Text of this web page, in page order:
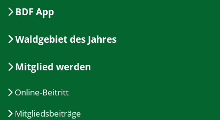
BDF App
Waldgebiet des Jahres
Mitglied werden
Online-Beitritt
Mitgliedsbeiträge